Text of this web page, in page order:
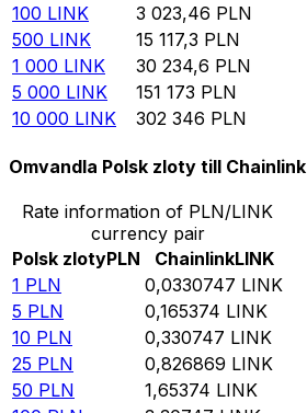
100 LINK 3 023,46 PLN
500 LINK 15 117,3 PLN
1 000 LINK 30 234,6 PLN
5 000 LINK 151 173 PLN
10 000 LINK 302 346 PLN
Omvandla Polsk zloty till Chainlink
Rate information of PLN/LINK
currency pair
Polsk zlotyPLN ChainlinkLINK
1 PLN 0,0330747 LINK
5 PLN 0,165374 LINK
10 PLN 0,330747 LINK
25 PLN 0,826869 LINK
50 PLN 1,65374 LINK